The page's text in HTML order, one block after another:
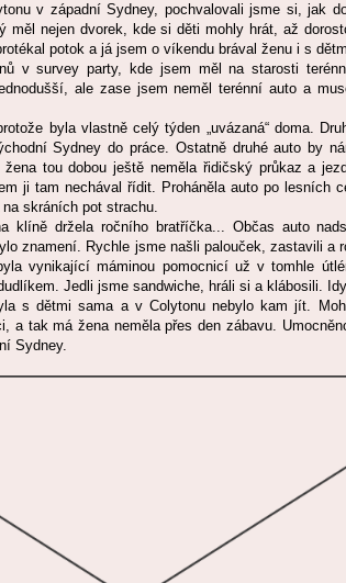
v západní Sydney, pochvalovali jsme si, jak
měl nejen dvorek, kde si děti mohly hrát, až
potok a já jsem o víkendu brával ženu i s
v survey party, kde jsem měl na starosti
ale zase jsem neměl terénní auto a
byla vlastně celý týden „uvázaná“ doma.
Sydney do práce. Ostatně druhé auto by
žena tou dobou ještě neměla řidičský průkaz a
ji tam nechával řídit. Proháněla auto po lesních
skráních pot strachu.
klíně držela ročního bratříčka... Občas auto
znamení. Rychle jsme našli palouček, zastavili a
vynikající máminou pomocnicí už v tomhle
Jedli jsme sandwiche, hráli si a klábosili.
s dětmi sama a v Colytonu nebylo kam jít.
a tak má žena neměla přes den zábavu.
Sydney.